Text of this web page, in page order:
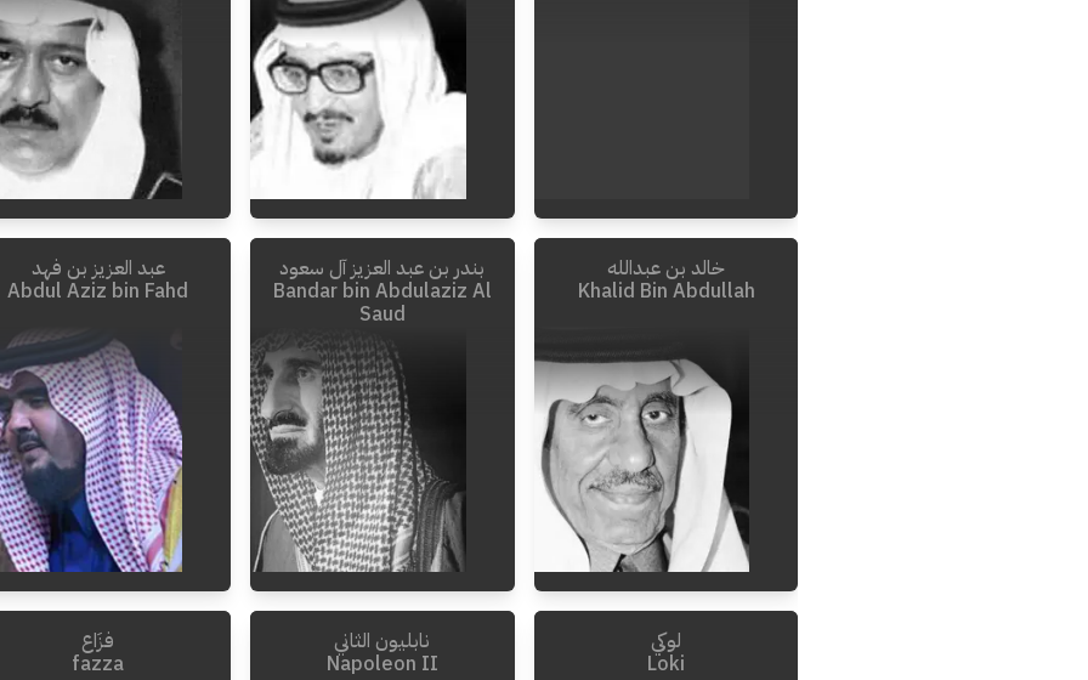
1925
-
1985
-
2012 خالد بن عبدالله
Khalid Bin Abdullah
2019
بندر بن عبد العزيز آل سعود
Bandar bin Abdulaziz Al
Saud
عبد العزيز بن فهد
Abdul Aziz bin Fahd
لوكي
Loki
نابليون الثاني
Napoleon II
فزَاع
fazza